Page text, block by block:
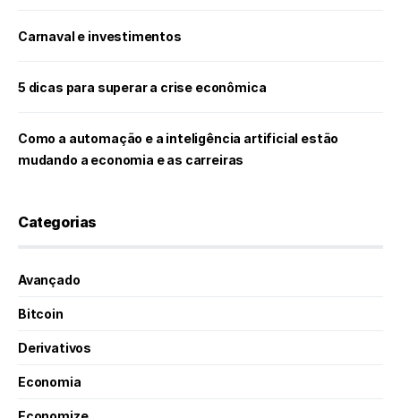
Carnaval e investimentos
5 dicas para superar a crise econômica
Como a automação e a inteligência artificial estão
mudando a economia e as carreiras
Categorias
Avançado
Bitcoin
Derivativos
Economia